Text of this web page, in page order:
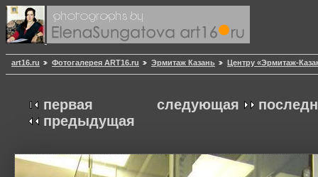
art16.ru Фотогалерея ART16.ru Эрмитаж Казань Центру «Эрмитаж-
следующая
первая
предыдущая